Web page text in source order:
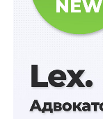
У разі
наукових
працівниками
технічної,
установи
наукових